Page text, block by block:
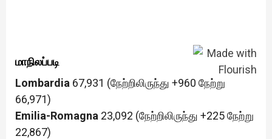
மாநிலப்படி
Lombardia 67,931 (நேற்றிலிருந்து +960 நேற்று
66,971)
Emilia-Romagna 23,092 (நேற்றிலிருந்து +225 நேற்று
22,867)